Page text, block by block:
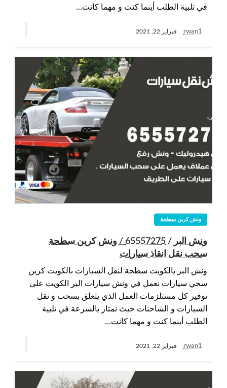
في تلبية الطلب أينما كنت و مهما كانت…
rwan1 فبراير 22, 2021
ونش كرين سطحة
ونش البر / 65557275 / ونش كرين سطحة
سحب نقل انقاذ سيارات
ونش البر بالكويت سطحة لنقل السيارات بالكويت كرين
سحي سيارات نعمل في ونش سيارات البر الكويت على
توفير كل مستلزمات العمل الذي يتعلق بسحب و نقل
السيارات و الشاحنات حيث نمتاز بالسرعة في تلبية
الطلب أينما كنت و مهما كانت…
rwan1 فبراير 22, 2021